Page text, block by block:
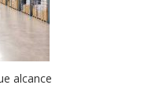
alcance